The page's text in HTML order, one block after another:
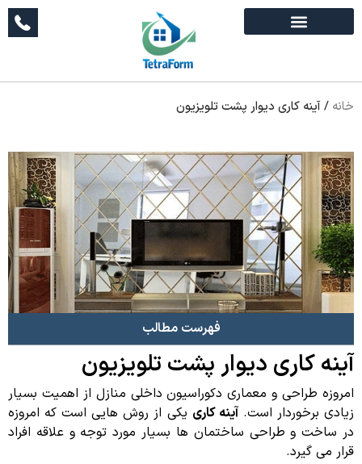
خانه /آینه کاری دیوار پشت تلویزیون
فهرست مطالب
آینه کاری دیوار پشت تلویزیون
امروزه طراحی و معماری دکوراسیون داخلی منازل از اهمیت بسیار
زیادی برخوردار است.آینه کاری یکی از روش هایی است که امروزه
در ساخت و طراحی ساختمان ها بسیار مورد توجه و علاقه افراد
قرار می گیرد.